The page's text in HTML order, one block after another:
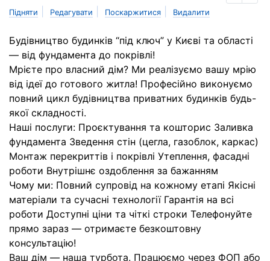
Підняти Редагувати Поскаржитися Видалити
Будівництво будинків “під ключ” у Києві та області
— від фундамента до покрівлі!
Мрієте про власний дім? Ми реалізуємо вашу мрію
від ідеї до готового житла! Професійно виконуємо
повний цикл будівництва приватних будинків будь-
якої складності.
Наші послуги: Проєктування та кошторис Заливка
фундамента Зведення стін (цегла, газоблок, каркас)
Монтаж перекриттів і покрівлі Утеплення, фасадні
роботи Внутрішнє оздоблення за бажанням
Чому ми: Повний супровід на кожному етапі Якісні
матеріали та сучасні технології Гарантія на всі
роботи Доступні ціни та чіткі строки Телефонуйте
прямо зараз — отримаєте безкоштовну
консультацію!
Ваш дім — наша турбота. Працюємо через ФОП або